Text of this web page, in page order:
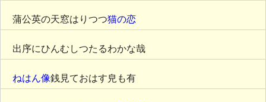
蒲公英の天窓はりつつ猫の恋
出序にひんむしつたるわかな哉
ねはん像銭見ておはす皃も有